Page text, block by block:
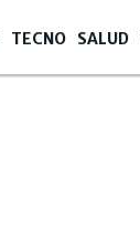
TECNO SALUD